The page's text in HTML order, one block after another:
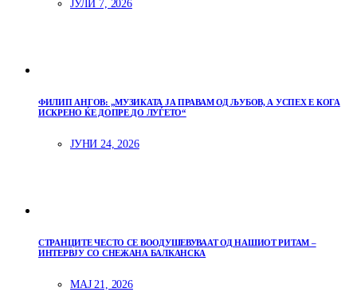
ЈУЛИ 7, 2026
ФИЛИП АНГОВ: „МУЗИКАТА ЈА ПРАВАМ ОД ЉУБОВ, А УСПЕХ Е КОГА
ИСКРЕНО ЌЕ ДОПРЕ ДО ЛУЃЕТО“
ЈУНИ 24, 2026
СТРАНЦИТЕ ЧЕСТО СЕ ВООДУШЕВУВААТ ОД НАШИОТ РИТАМ –
ИНТЕРВЈУ СО СНЕЖАНА БАЛКАНСКА
МАЈ 21, 2026